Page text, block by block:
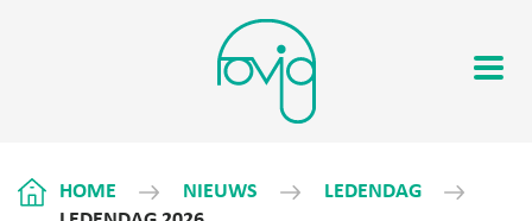
HOME NIEUWS
LEDENDAG